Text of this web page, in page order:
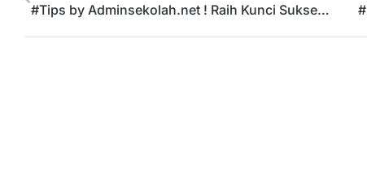
#Tips by Adminsekolah.net ! Raih Kunci Sukses Di Usia Remaja !